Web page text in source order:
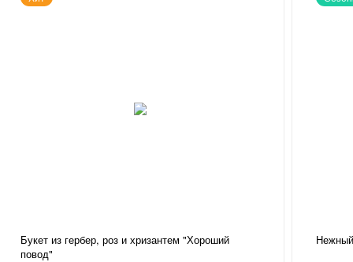
Букет из гербер, роз и хризантем "Хороший
повод"